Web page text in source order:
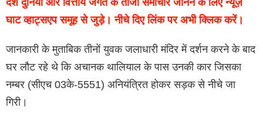
देश दुनिया और वित्तीय जगत के ताजा समाचार जानने के लिए न्यूज़
घाट व्हाट्सएप समूह से जुड़े। नीचे दिए लिंक पर अभी क्लिक करें।
जानकारी के मुताबिक तीनों युवक जलाधारी मंदिर में दर्शन करने के बाद
घर लौट रहे थे कि अचानक थालियाल के पास उनकी कार जिसका
नम्बर (सीएच 03के-5551) अनियंत्रित होकर सड़क से नीचे जा
गिरी।